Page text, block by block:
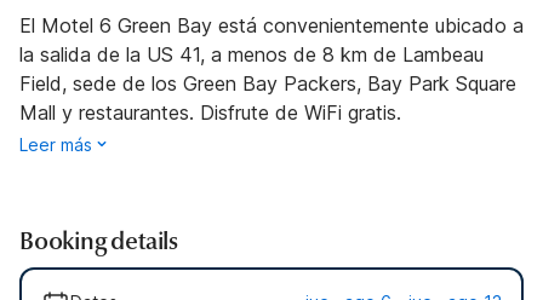
El Motel 6 Green Bay está convenientemente ubicado a
la salida de la US 41, a menos de 8 km de Lambeau
Field, sede de los Green Bay Packers, Bay Park Square
Mall y restaurantes. Disfrute de WiFi gratis.
Leer más
Booking details